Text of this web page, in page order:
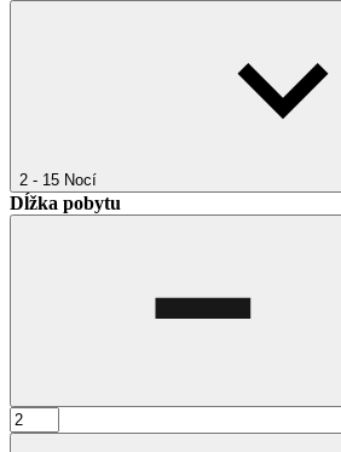
2 - 15 Nocí
Dĺžka pobytu